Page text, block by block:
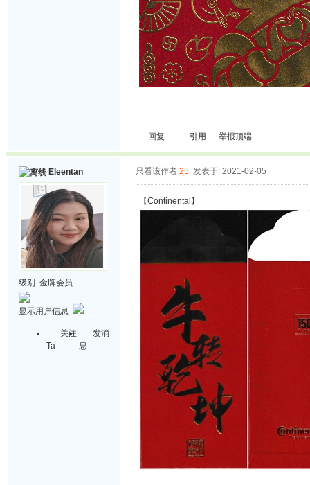
回复 引用 举报顶端
Eleentan
级别: 金牌会员
显示用户信息
关注
Ta
发消
息
只看该作者 25 发表于: 2021-02-05
【Continental】